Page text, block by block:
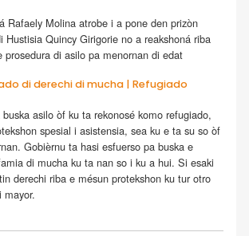
Rafaely Molina atrobe i a pone den prizòn
Hustisia Quincy Girigorie no a reakshoná riba
prosedura di asilo pa menornan di edat
di derechi di mucha | Refugiado
asilo òf ku ta rekonosé komo refugiado,
spesial i asistensia, sea ku e ta su so òf
Gobièrnu ta hasi esfuerso pa buska e
di mucha ku ta nan so i ku a hui. Si esaki
derechi riba e mésun protekshon ku tur otro
mayor.